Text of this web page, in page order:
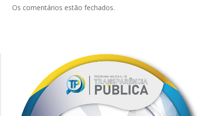
Os comentários estão fechados.